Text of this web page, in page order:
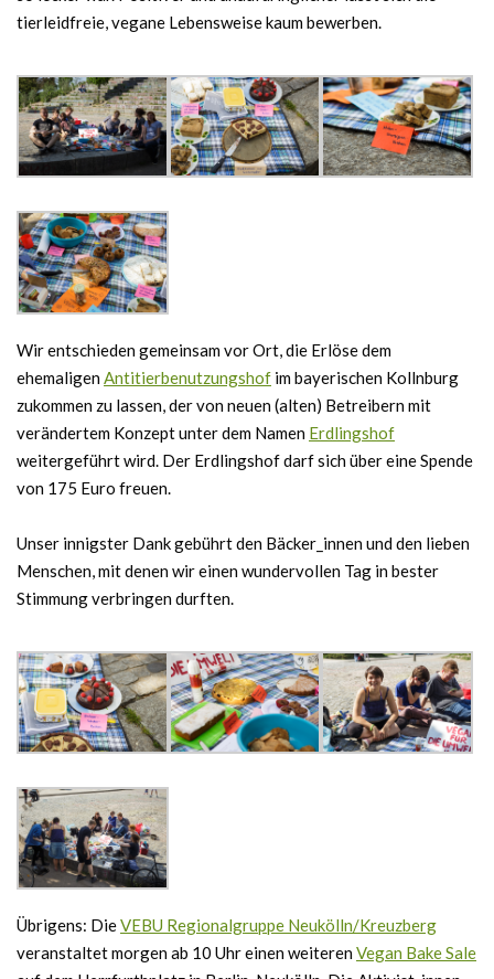
tierleidfreie, vegane Lebensweise kaum bewerben.
Wir entschieden gemeinsam vor Ort, die Erlöse dem
ehemaligen Antitierbenutzungshof im bayerischen Kollnburg
zukommen zu lassen, der von neuen (alten) Betreibern mit
verändertem Konzept unter dem Namen Erdlingshof
weitergeführt wird. Der Erdlingshof darf sich über eine Spende
von 175 Euro freuen.
Unser innigster Dank gebührt den Bäcker_innen und den lieben
Menschen, mit denen wir einen wundervollen Tag in bester
Stimmung verbringen durften.
Übrigens: DieVEBU Regionalgruppe Neukölln/Kreuzberg
veranstaltet morgen ab 10 Uhr einen weiterenVegan Bake Sale